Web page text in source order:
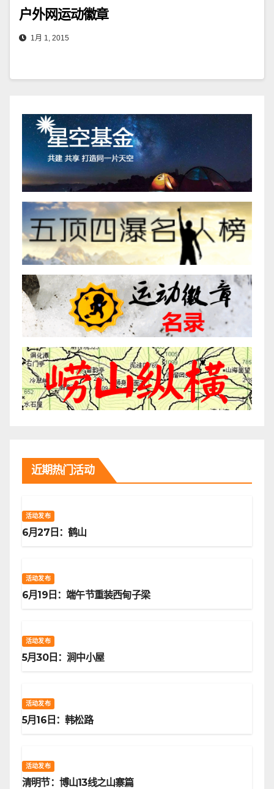
户外网运动徽章
1月 1, 2015
近期热门活动
活动发布
6月27日：鹤山
活动发布
6月19日：端午节重装西甸子梁
活动发布
5月30日：涧中小屋
活动发布
5月16日：韩松路
活动发布
清明节：博山13线之山寨篇